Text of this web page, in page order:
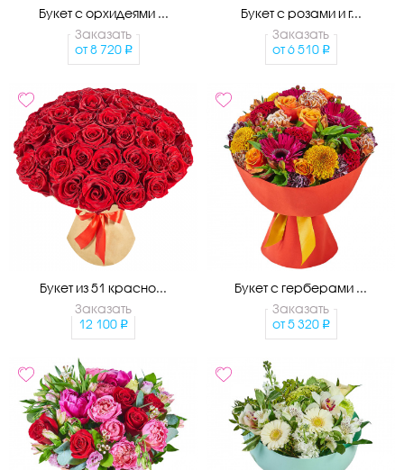
Букет с орхидеями ...
Заказать
от 8 720
Букет с розами и г...
Заказать
от 6 510
Букет из 51 красно...
Заказать
12 100
Букет с герберами ...
Заказать
от 5 320